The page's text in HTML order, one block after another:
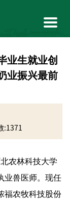
业生就业创
业振兴最前
:1371
农林科技大学
业兽医师。现任
福农牧科技股份